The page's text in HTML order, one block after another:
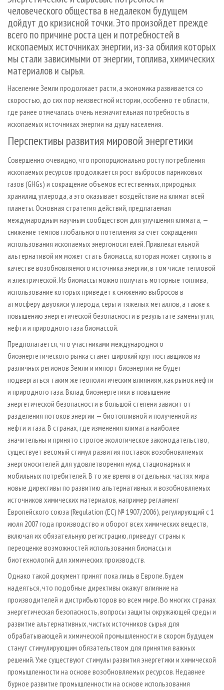
СУШКА ДРЕВЕСИНЫ
ПРОИЗВОДСТВО ДРЕВЕСНЫХ ПЛИТ
ДЕРЕВЯННОЕ ДОМОСТРОЕНИЕ
ПРОИЗВОДСТВО МЕБЕЛИ
БИОЭНЕРГЕТИКА
ЦБП
ИНСТРУМЕНТ И МАТЕРИАЛЫ
ПЕРСОНЫ
МОБИЛЬНЫЕ ВЫСТАВКИ
ОФИЦИАЛЬНЫЕ ДЕЛЕГАЦИИ
ПРИОРИТЕТНЫЕ ИНВЕСТПРОЕКТЫ
RUSSIAN FORESTRY REVIEW
ГАЗЕТА ЛЕСПРОМФОРУМ
БИБЛИОТЕКА СПЕЦИАЛИСТА
КОНТАКТЫ
РЕКЛАМА
РЕКЛАМА НА САЙТЕ
человеческого общества в недалеком будущем
дойдут до кризисной точки. Это произойдет прежде
всего по причине роста цен и потребностей в
ископаемых источниках энергии, из-за обилия которых
мы стали зависимыми от энергии, топлива, химических
материалов и сырья.
Население Земли продолжает расти, а экономика развивается со
скоростью, до сих пор неизвестной истории, особенно те области,
где ранее отмечалась очень незначительная потребность в
ископаемых источниках энергии на душу населения.
Перспективы развития мировой энергетики
Совершенно очевидно, что пропорционально росту потребления
ископаемых ресурсов продолжается рост выбросов парниковых
газов (GHGs) и сокращение объемов естественных, природных
хранилищ углерода, а это оказывает воздействие на климат всей
планеты. Основная стратегия действий, предлагаемая
международным научным сообществом для улучшения климата, —
снижение темпов глобального потепления за счет сокращения
использования ископаемых энергоносителей. Привлекательной
альтернативой им может стать биомасса, которая может служить в
качестве возобновляемого источника энергии, в том числе тепловой
и электрической. Из биомассы можно получать моторные топлива,
использование которых приведет к снижению выбросов в
атмосферу двуокиси углерода, серы и тяжелых металлов, а также к
повышению энергетической безопасности в результате замены угля,
нефти и природного газа биомассой.
Предполагается, что участниками международного
биоэнергетического рынка станет широкий круг поставщиков из
различных регионов Земли и импорт биоэнергии не будет
подвергаться таким же геополитическим влияниям, как рынок нефти
и природного газа. Вклад биоэнергетики в повышение
энергетической безопасности в большой степени зависит от
разделения потоков энергии — биотопливной и полученной из
нефти и газа. В странах, где изменения климата наиболее
значительны и принято строгое экологическое законодательство,
существует весомый стимул развития поставок возобновляемых
энергоносителей для удовлетворения нужд стационарных и
мобильных потребителей. В то же время в отдельных частях мира
новые директивы по развитию альтернативных и возобновляемых
источников химических материалов, например регламент
Европейского союза (Regulation (ЕС) № 1907/2006), регулирующий с 1
июля 2007 года производство и оборот всех химических веществ,
включая их обязательную регистрацию, приведут страны к
переоценке возможностей использования биомассы и
биотехнологий для химических производств.
Однако такой документ принят пока лишь в Европе. Будем
надеяться, что подобные директивы окажут влияние на
производителей и дистрибьюторов во всем мире. Во многих странах
энергетическая безопасность, вопросы защиты окружающей среды и
развитие альтернативных, чистых источников сырья для
обрабатывающей и химической промышленности в скором будущем
станут стимулирующим обязательством для принятия важных
решений. Уже существуют стимулы развития энергетики и химической
промышленности на основе возобновляемых ресурсов. Недавнее
бурное развитие промышленности на основе использования